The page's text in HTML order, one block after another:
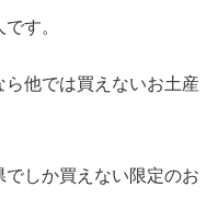
す。
他では買えないお土産
しか買えない限定のお